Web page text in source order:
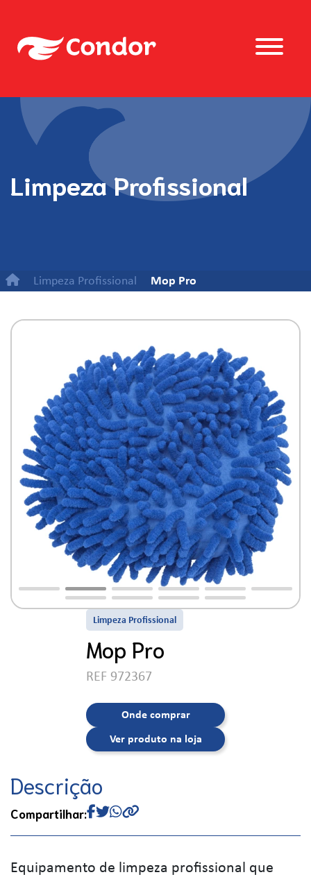
Limpeza Profissional
Limpeza Profissional Mop Pro
Limpeza Profissional
Mop Pro
REF 972367
Onde comprar
Ver produto na loja
Descrição
Compartilhar:
Equipamento de limpeza profissional que